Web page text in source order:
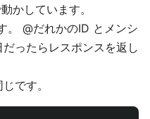
かしています。
。 @だれかのID とメンシ
ったらレスポンスを返し
です。